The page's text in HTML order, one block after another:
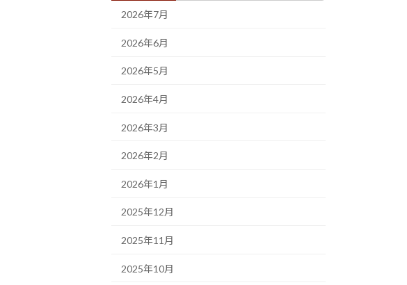
2026年7月
2026年6月
2026年5月
2026年4月
2026年3月
2026年2月
2026年1月
2025年12月
2025年11月
2025年10月